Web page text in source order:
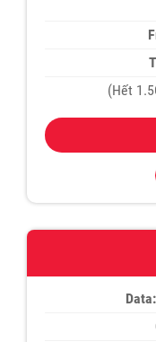
(Hết
Data: